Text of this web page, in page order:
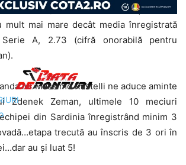
au fost implicate atât Inter cât și Torino,
mult mai mare decât media înregistrată
A, 2.73 (cifră onorabilă pentru
lui Massimo Rastelli ne aduce aminte
Zdenek Zeman, ultimele 10 meciuri
din Sardinia înregistrând minim 3
trecută au înscris de 3 ori în
au și luat 5!